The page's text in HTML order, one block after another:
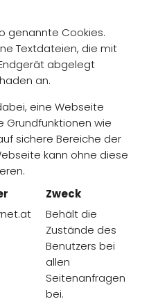
genannte Cookies.
Textdateien, die mit
abgelegt
an.
eine Webseite
Grundfunktionen wie
sichere Bereiche der
kann ohne diese
Zweck
Behält die
Zustände des
Benutzers bei
allen
Seitenanfragen
bei.